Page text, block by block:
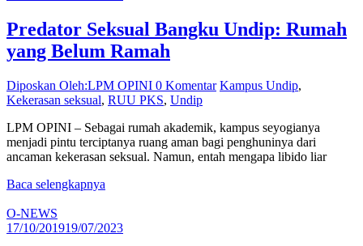
Predator Seksual Bangku Undip: Rumah
yang Belum Ramah
Diposkan Oleh:LPM OPINI 0 Komentar Kampus Undip,
Kekerasan seksual, RUU PKS, Undip
LPM OPINI – Sebagai rumah akademik, kampus seyogianya
menjadi pintu terciptanya ruang aman bagi penghuninya dari
ancaman kekerasan seksual. Namun, entah mengapa libido liar
Baca selengkapnya
O-NEWS
17/10/201919/07/2023